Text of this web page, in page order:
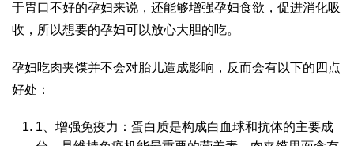
于胃口不好的孕妇来说，还能够增强孕妇食欲，促进消化吸
收，所以想要的孕妇可以放心大胆的吃。
孕妇吃肉夹馍并不会对胎儿造成影响，反而会有以下的四点
好处：
1、增强免疫力：蛋白质是构成白血球和抗体的主要成